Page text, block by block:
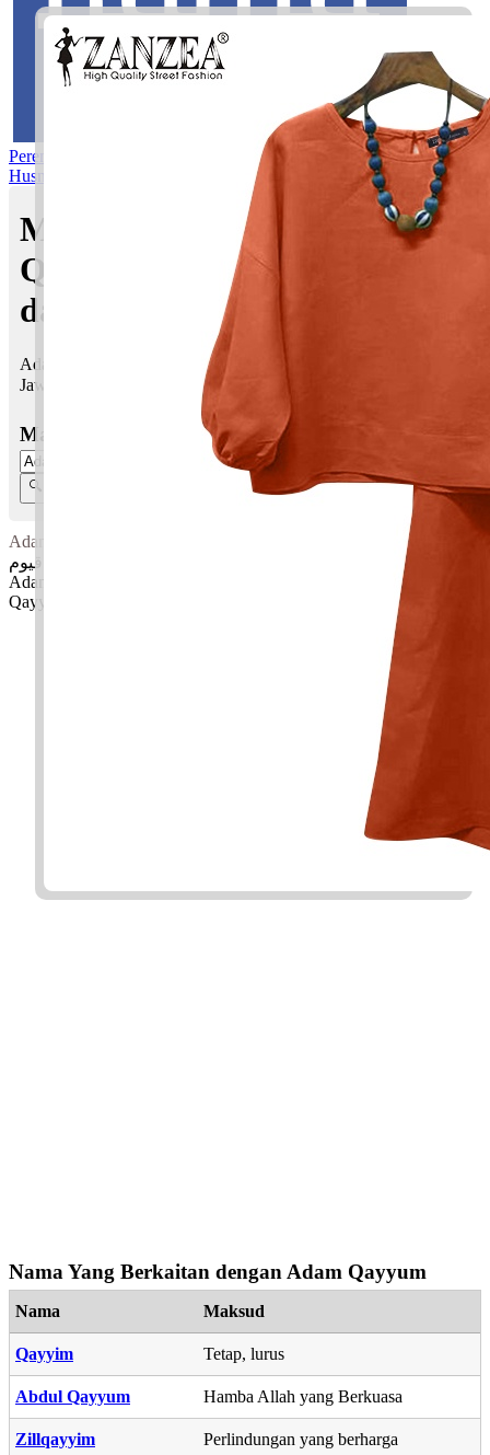
Perempuan Nama Gabungan Nama RasulAsma’ul
Husna
Maksud nama Adam
Qayyum | Maksud Nama
dalam Islam
Adam Qayyum bermaksud Nama nabi, ikutan, teladan; Berkuasa
Jawi:
Masukkan Nama:
Adam Qayyum
ادم قيوم
Adam: Nama nabi, ikutan, teladan
Qayyum: Berkuasa
Nama Yang Berkaitan dengan Adam Qayyum
Nama Maksud
Qayyim Tetap, lurus
Abdul Qayyum Hamba Allah yang Berkuasa
Zillqayyim Perlindungan yang berharga